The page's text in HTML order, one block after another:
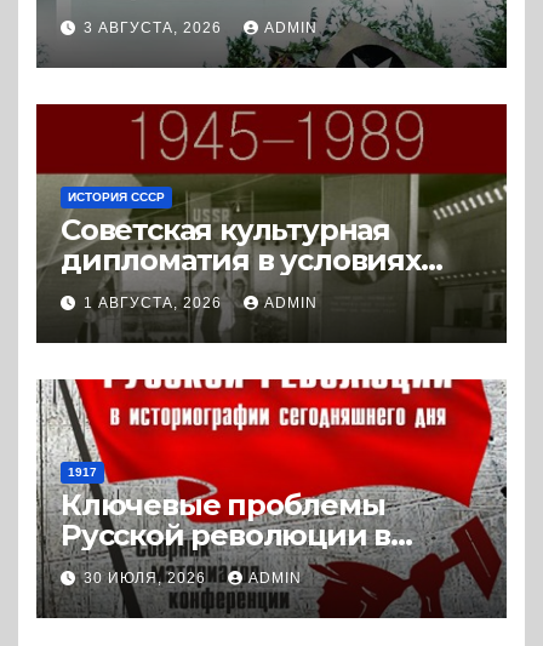
истории с Востока и Запада
(2023) * Реферат книги
3 АВГУСТА, 2026 ADMIN
ИСТОРИЯ СССР
Советская культурная
дипломатия в условиях
Холодной войны. 1945-1989.
(2018) * Книга
1 АВГУСТА, 2026 ADMIN
1917
Ключевые проблемы
Русской революции в
историографии
сегодняшнего дня (2024) *
Книга
30 ИЮЛЯ, 2026 ADMIN